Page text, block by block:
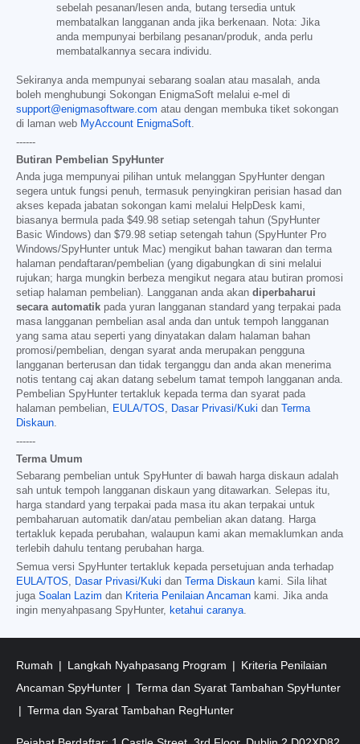
sebelah pesanan/lesen anda, butang tersedia untuk
membatalkan langganan anda jika berkenaan. Nota: Jika
anda mempunyai berbilang pesanan/produk, anda perlu
membatalkannya secara individu.
Sekiranya anda mempunyai sebarang soalan atau masalah, anda
boleh menghubungi Sokongan EnigmaSoft melalui e-mel di
support@enigmasoftware.com atau dengan membuka tiket sokongan
di laman web MyAccount EnigmaSoft
------
Butiran Pembelian SpyHunter
Anda juga mempunyai pilihan untuk melanggan SpyHunter dengan
segera untuk fungsi penuh, termasuk penyingkiran perisian hasad dan
akses kepada jabatan sokongan kami melalui HelpDesk kami,
biasanya bermula pada $49.98 setiap setengah tahun (SpyHunter
Basic Windows) dan $79.98 setiap setengah tahun (SpyHunter Pro
Windows/SpyHunter untuk Mac) mengikut bahan tawaran dan terma
halaman pendaftaran/pembelian (yang digabungkan di sini melalui
rujukan; harga mungkin berbeza mengikut negara atau butiran promosi
setiap halaman pembelian). Langganan anda akan diperbaharui
secara automatik pada yuran langganan standard yang terpakai pada
masa langganan pembelian asal anda dan untuk tempoh langganan
yang sama atau seperti yang dinyatakan dalam halaman bahan
promosi/pembelian, dengan syarat anda merupakan pengguna
langganan berterusan dan tidak terganggu dan anda akan menerima
notis tentang caj akan datang sebelum tamat tempoh langganan anda.
Pembelian SpyHunter tertakluk kepada terma dan syarat pada
halaman pembelian,
EULA/TOS Dasar Privasi/Kuki dan Terma
Diskaun
------
Terma Umum
Sebarang pembelian untuk SpyHunter di bawah harga diskaun adalah
sah untuk tempoh langganan diskaun yang ditawarkan. Selepas itu,
harga standard yang terpakai pada masa itu akan terpakai untuk
pembaharuan automatik dan/atau pembelian akan datang. Harga
tertakluk kepada perubahan, walaupun kami akan memaklumkan anda
terlebih dahulu tentang perubahan harga.
Semua versi SpyHunter tertakluk kepada persetujuan anda terhadap
EULA/TOS
Dasar Privasi/Kuki dan Terma Diskaun kami. Sila lihat
juga Soalan Lazim dan Kriteria Penilaian Ancaman kami. Jika anda
ingin menyahpasang SpyHunter,
ketahui caranya
Rumah Langkah Nyahpasang Program
Kriteria Penilaian
Ancaman SpyHunter
Terma dan Syarat Tambahan SpyHunter
Terma dan Syarat Tambahan RegHunter